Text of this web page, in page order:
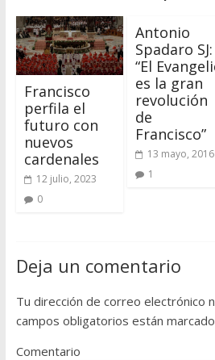
Francisco
perfila el
futuro con
nuevos
cardenales
12 julio, 2023
0
Antonio
Spadaro SJ:
“El
es la gran
revolución
de
Francisco”
13 mayo, 2016
1
Deja un comentario
Tu dirección de correo electrónico
campos obligatorios están
Comentario